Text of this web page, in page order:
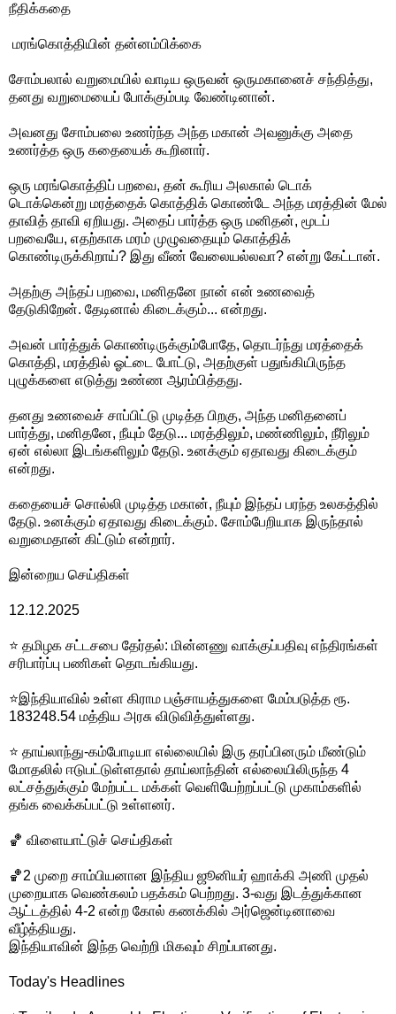
நீதிக்கதை
மரங்கொத்தியின் தன்னம்பிக்கை
சோம்பலால் வறுமையில் வாடிய ஒருவன் ஒருமகானைச் சந்தித்து,
தனது வறுமையைப் போக்கும்படி வேண்டினான்.
அவனது சோம்பலை உணர்ந்த அந்த மகான் அவனுக்கு அதை
உணர்த்த ஒரு கதையைக் கூறினார்.
ஒரு மரங்கொத்திப் பறவை, தன் கூரிய அலகால் டொக்
டொக்கென்று மரத்தைக் கொத்திக் கொண்டே அந்த மரத்தின் மேல்
தாவித் தாவி ஏறியது. அதைப் பார்த்த ஒரு மனிதன், மூடப்
பறவையே, எதற்காக மரம் முழுவதையும் கொத்திக்
கொண்டிருக்கிறாய்? இது வீண் வேலையல்லவா? என்று கேட்டான்.
அதற்கு அந்தப் பறவை, மனிதனே நான் என் உணவைத்
தேடுகிறேன். தேடினால் கிடைக்கும்... என்றது.
அவன் பார்த்துக் கொண்டிருக்கும்போதே, தொடர்ந்து மரத்தைக்
கொத்தி, மரத்தில் ஓட்டை போட்டு, அதற்குள் பதுங்கியிருந்த
புழுக்களை எடுத்து உண்ண ஆரம்பித்தது.
தனது உணவைச் சாப்பிட்டு முடித்த பிறகு, அந்த மனிதனைப்
பார்த்து, மனிதனே, நீயும் தேடு... மரத்திலும், மண்ணிலும், நீரிலும்
ஏன் எல்லா இடங்களிலும் தேடு. உனக்கும் ஏதாவது கிடைக்கும்
என்றது.
கதையைச் சொல்லி முடித்த மகான், நீயும் இந்தப் பரந்த உலகத்தில்
தேடு. உனக்கும் ஏதாவது கிடைக்கும். சோம்பேறியாக இருந்தால்
வறுமைதான் கிட்டும் என்றார்.
இன்றைய செய்திகள்
12.12.2025
⭐ தமிழக சட்டசபை தேர்தல்: மின்னணு வாக்குப்பதிவு எந்திரங்கள்
சரிபார்ப்பு பணிகள் தொடங்கியது.
⭐இந்தியாவில் உள்ள கிராம பஞ்சாயத்துகளை மேம்படுத்த ரூ.
183248.54 மத்திய அரசு விடுவித்துள்ளது.
⭐ தாய்லாந்து-கம்போடியா எல்லையில் இரு தரப்பினரும் மீண்டும்
மோதலில் ஈடுபட்டுள்ளதால் தாய்லாந்தின் எல்லையிலிருந்த 4
லட்சத்துக்கும் மேற்பட்ட மக்கள் வெளியேற்றப்பட்டு முகாம்களில்
தங்க வைக்கப்பட்டு உள்ளனர்.
🏀 விளையாட்டுச் செய்திகள்
🏀2 முறை சாம்பியனான இந்திய ஜூனியர் ஹாக்கி அணி முதல்
முறையாக வெண்கலம் பதக்கம் பெற்றது. 3-வது இடத்துக்கான
ஆட்டத்தில் 4-2 என்ற கோல் கணக்கில் அர்ஜென்டினாவை
வீழ்த்தியது.
இந்தியாவின் இந்த வெற்றி மிகவும் சிறப்பானது.
Today's Headlines